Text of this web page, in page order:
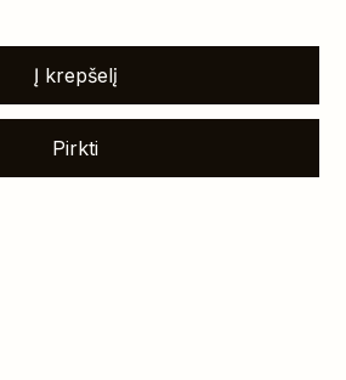
Į krepšelį
Pirkti